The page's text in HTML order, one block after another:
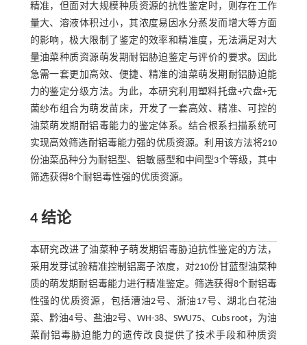
精准，但面对大规模种质资源的抗性鉴定时，则存在工作
量大、溶液体积过小，其浓度易因水分蒸发而增大等方面
的影响，极大限制了鉴定的效率和精准度，无法满足对大
量油菜种质资源萌发期耐铝胁迫鉴定与评价的要求。因此
急需一套更加高效、便捷、精准的油菜萌发期耐铝胁迫能
力的鉴定分级方法。为此，本研究利用塑料托盘+穴盘+无
菌纱布组合为萌发苗床，开发了一套高效、精准、可控的
油菜萌发期耐铝毒能力的鉴定体系。结合根系扫描系统可
实现高效筛选耐铝毒能力强的优质资源。利用该方法将210
份油菜品种分为耐铝型、铝敏感型和中间型3个等级，其中
筛选获得8个耐铝毒性强的优质资源。
4 结论
本研究改进了油菜种子萌发期铝毒胁迫抗性鉴定的方法，
采用发芽试验精准控制铝离子浓度，对210份甘蓝型油菜种
质的萌发期耐铝毒能力进行精准鉴定。筛选获得8个耐铝毒
性强的优质资源，包括漕油2号、浙油17号、湖北白花油
菜、黔油4号、盐油2号、WH-38、SWU75、Cubs root，为油
菜耐铝毒胁迫能力的遗传改良提供了技术手段和种质资